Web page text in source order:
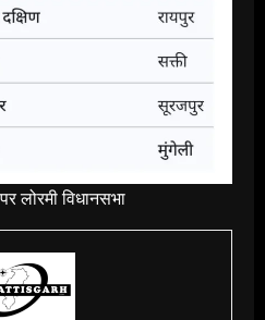
लोरमी विधानसभा